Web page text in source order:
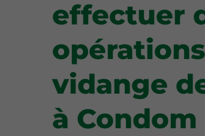
effectuer
vidange
à Condom